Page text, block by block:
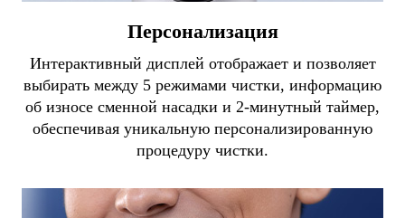
Персонализация
Интерактивный дисплей отображает и позволяет
выбирать между 5 режимами чистки, информацию
об износе сменной насадки и 2-минутный таймер,
обеспечивая уникальную персонализированную
процедуру чистки.